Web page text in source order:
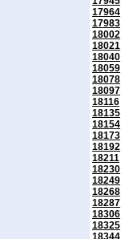
17964
17983
18002
18021
18040
18059
18078
18097
18116
18135
18154
18173
18192
18211
18230
18249
18268
18287
18306
18325
18344